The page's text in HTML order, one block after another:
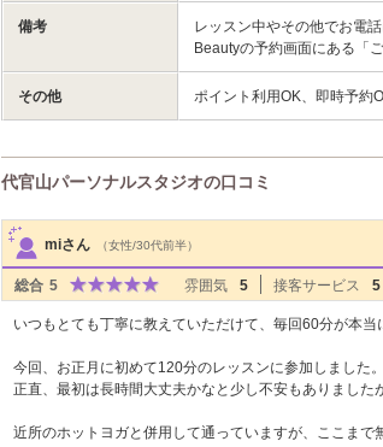
備考
レッスン中やその他でお電
Beautyの予約画面にある「
その他 ポイント利用OK、即時予約
代官山パーソナルスタジオの口コミ
サロンPick Up
miさん
（女性/30代前半）
総合 5 雰囲気 5 接客サービス 5
いつもとても丁寧に教えていただけて、毎回60分が本当
今回、お正月に初めて120分のレッスンに参加しました。
正直、最初は長時間大丈夫かなと少し不安もありまし
近所のホットヨガと併用して通っていますが、ここま